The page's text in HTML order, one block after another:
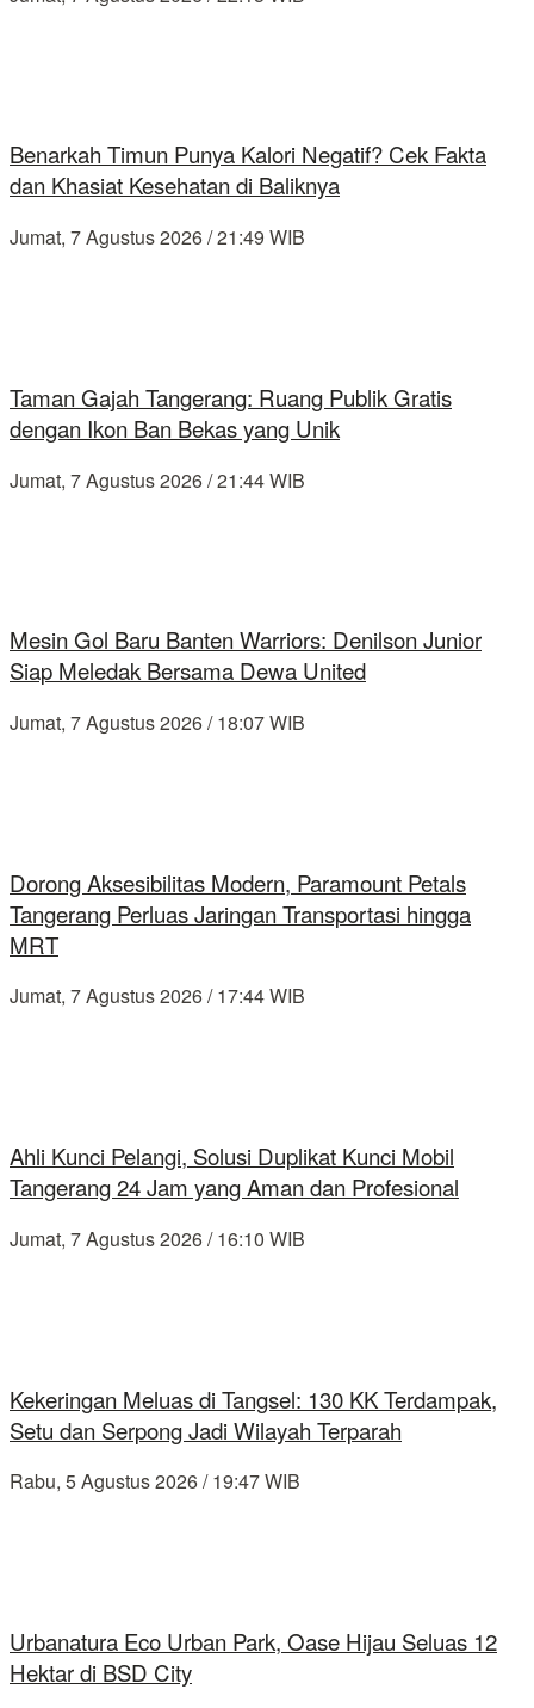
Benarkah Timun Punya Kalori Negatif? Cek Fakta
dan Khasiat Kesehatan di Baliknya
Jumat, 7 Agustus 2026 / 21:49 WIB
Taman Gajah Tangerang: Ruang Publik Gratis
dengan Ikon Ban Bekas yang Unik
Jumat, 7 Agustus 2026 / 21:44 WIB
Mesin Gol Baru Banten Warriors: Denilson Junior
Siap Meledak Bersama Dewa United
Jumat, 7 Agustus 2026 / 18:07 WIB
Dorong Aksesibilitas Modern, Paramount Petals
Tangerang Perluas Jaringan Transportasi hingga
MRT
Jumat, 7 Agustus 2026 / 17:44 WIB
Ahli Kunci Pelangi, Solusi Duplikat Kunci Mobil
Tangerang 24 Jam yang Aman dan Profesional
Jumat, 7 Agustus 2026 / 16:10 WIB
Kekeringan Meluas di Tangsel: 130 KK Terdampak,
Setu dan Serpong Jadi Wilayah Terparah
Rabu, 5 Agustus 2026 / 19:47 WIB
Urbanatura Eco Urban Park, Oase Hijau Seluas 12
Hektar di BSD City